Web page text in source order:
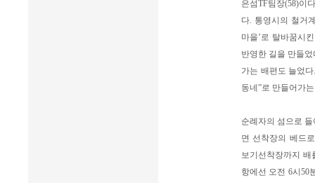
은섬TF팀장(58)이
다. 통영시의 철거
마을’로 탈바꿈시
반영한 길을 만들
가는 배편도 늘었
동네”로 만들어가
순례자의 섬으로
면 선착장의 베드
보기선착장까지
항에선 오전 6시50